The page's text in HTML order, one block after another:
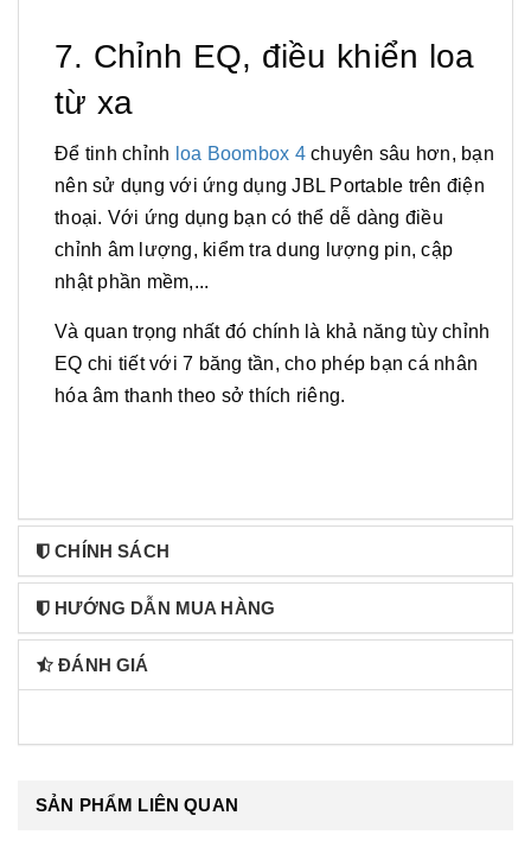
7. Chỉnh EQ, điều khiển loa
từ xa
Để tinh chỉnh loa Boombox 4 chuyên sâu hơn, bạn
nên sử dụng với ứng dụng JBL Portable trên điện
thoại. Với ứng dụng bạn có thể dễ dàng điều
chỉnh âm lượng, kiểm tra dung lượng pin, cập
nhật phần mềm,...
Và quan trọng nhất đó chính là khả năng tùy chỉnh
EQ chi tiết với 7 băng tần, cho phép bạn cá nhân
hóa âm thanh theo sở thích riêng.
CHÍNH SÁCH
HƯỚNG DẪN MUA HÀNG
ĐÁNH GIÁ
SẢN PHẨM LIÊN QUAN